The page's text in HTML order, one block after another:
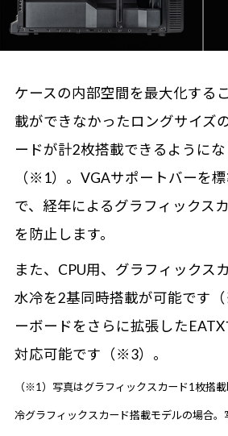
ケースの内部空間を最大化する
載ができなかったロングサイズ
ードが計2枚搭載できるように
（※1）。VGAサポートバーを
で、経年によるグラフィックス
を防止します。
また、CPU用、グラフィックス
水冷を2基同時搭載が可能です
ーボードをさらに拡張した
対応可能です（※3）。
（※1）写真はグラフィックスカード1枚搭
冷グラフィックスカード搭載モデルの場合。